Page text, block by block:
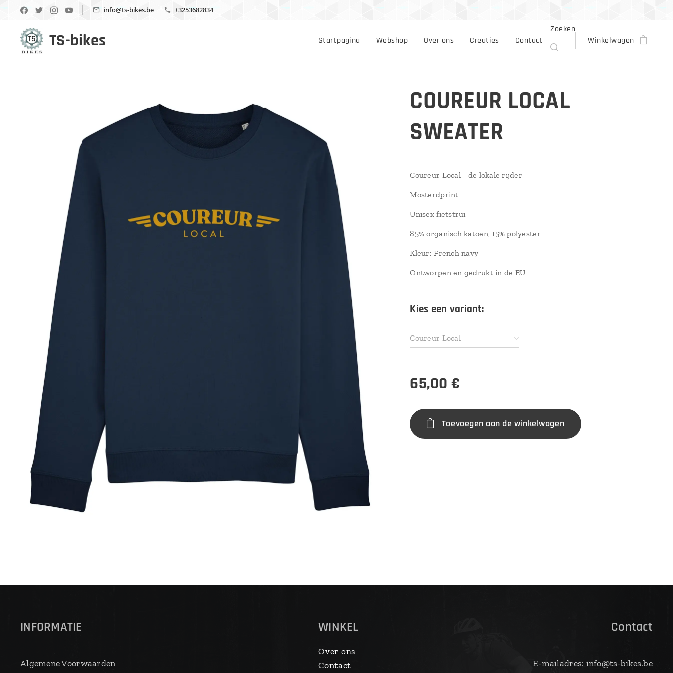
info@ts-bikes.be +3253682834
TS-bikes Startpagina Webshop Over ons Creaties Contact
Zoeken
Winkelwagen
COUREUR LOCAL
SWEATER
Coureur Local - de lokale rijder
Mosterdprint
Unisex fietstrui
85% organisch katoen, 15% polyester
Kleur: French navy
Ontworpen en gedrukt in de EU
Kies een variant:
Coureur Local
65,00 €
Toevoegen aan de winkelwagen
INFORMATIE
Algemene Voorwaarden
WINKEL
Over ons
Contact
Contact
E-mailadres: info@ts-bikes.be